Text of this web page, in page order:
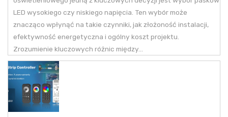
LED wysokiego czy niskiego napięcia. Ten wybór może
znacząco wpłynąć na takie czynniki, jak złożoność instalacji,
efektywność energetyczna i ogólny koszt projektu.
Zrozumienie kluczowych różnic między...